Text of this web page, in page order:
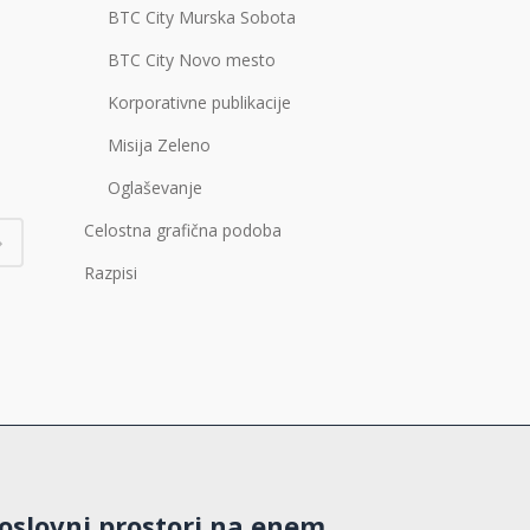
BTC City Murska Sobota
BTC City Novo mesto
Korporativne publikacije
Misija Zeleno
Oglaševanje
Celostna grafična podoba
Razpisi